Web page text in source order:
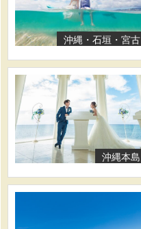
沖縄・石垣・宮古
沖縄本島